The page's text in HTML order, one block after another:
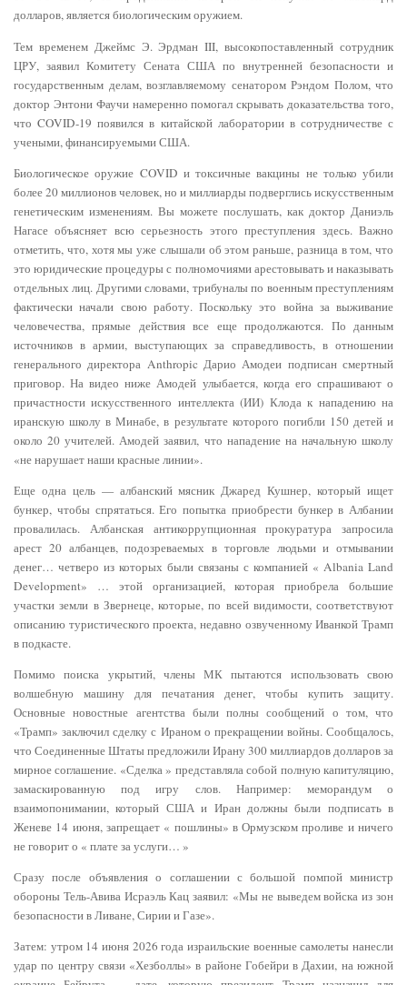
долларов, является биологическим оружием.
Тем временем Джеймс Э. Эрдман III, высокопоставленный сотрудник
ЦРУ, заявил Комитету Сената США по внутренней безопасности и
государственным делам, возглавляемому сенатором Рэндом Полом, что
доктор Энтони Фаучи намеренно помогал скрывать доказательства того,
что COVID-19 появился в китайской лаборатории в сотрудничестве с
учеными, финансируемыми США.
Биологическое оружие COVID и токсичные вакцины не только убили
более 20 миллионов человек, но и миллиарды подверглись искусственным
генетическим изменениям. Вы можете послушать, как доктор Даниэль
Нагасе объясняет всю серьезность этого преступления здесь. Важно
отметить, что, хотя мы уже слышали об этом раньше, разница в том, что
это юридические процедуры с полномочиями арестовывать и наказывать
отдельных лиц. Другими словами, трибуналы по военным преступлениям
фактически начали свою работу. Поскольку это война за выживание
человечества, прямые действия все еще продолжаются. По данным
источников в армии, выступающих за справедливость, в отношении
генерального директора Anthropic Дарио Амодеи подписан смертный
приговор. На видео ниже Амодей улыбается, когда его спрашивают о
причастности искусственного интеллекта (ИИ) Клода к нападению на
иранскую школу в Минабе, в результате которого погибли 150 детей и
около 20 учителей. Амодей заявил, что нападение на начальную школу
«не нарушает наши красные линии».
Еще одна цель — албанский мясник Джаред Кушнер, который ищет
бункер, чтобы спрятаться. Его попытка приобрести бункер в Албании
провалилась. Албанская антикоррупционная прокуратура запросила
арест 20 албанцев, подозреваемых в торговле людьми и отмывании
денег… четверо из которых были связаны с компанией « Albania Land
Development» … этой организацией, которая приобрела большие
участки земли в Звернеце, которые, по всей видимости, соответствуют
описанию туристического проекта, недавно озвученному Иванкой Трамп
в подкасте.
Помимо поиска укрытий, члены МК пытаются использовать свою
волшебную машину для печатания денег, чтобы купить защиту.
Основные новостные агентства были полны сообщений о том, что
«Трамп» заключил сделку с Ираном о прекращении войны. Сообщалось,
что Соединенные Штаты предложили Ирану 300 миллиардов долларов за
мирное соглашение. «Сделка » представляла собой полную капитуляцию,
замаскированную под игру слов. Например: меморандум о
взаимопонимании, который США и Иран должны были подписать в
Женеве 14 июня, запрещает « пошлины» в Ормузском проливе и ничего
не говорит о « плате за услуги… »
Сразу после объявления о соглашении с большой помпой министр
обороны Тель-Авива Исраэль Кац заявил: «Мы не выведем войска из зон
безопасности в Ливане, Сирии и Газе».
Затем: утром 14 июня 2026 года израильские военные самолеты нанесли
удар по центру связи «Хезболлы» в районе Гобейри в Дахии, на южной